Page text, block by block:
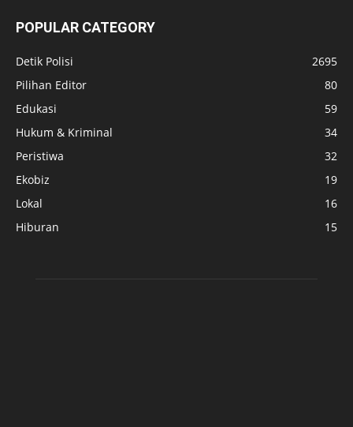
POPULAR CATEGORY
Detik Polisi
2695
Pilihan Editor
80
Edukasi
59
Hukum & Kriminal
34
Peristiwa
32
Ekobiz
19
Lokal
16
Hiburan
15